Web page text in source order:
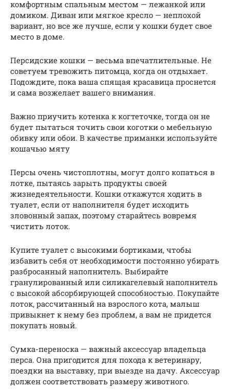
комфортным спальным местом — лежанкой или
домиком. Диван или мягкое кресло — неплохой
вариант, но все же лучше, если у кошки будет свое
место в доме.
Персидские кошки — весьма впечатлительные. Не
советуем тревожить питомца, когда он отдыхает.
Подождите, пока ваша спящая красавица проснется
и сама возжелает вашего внимания.
Важно приучить котенка к когтеточке, тогда он не
будет пытаться точить свои коготки о мебельную
обивку или обои. В качестве приманки используйте
кошачью мяту
Персы очень чистоплотны, могут долго копаться в
лотке, пытаясь зарыть продукты своей
жизнедеятельности. Кошки откажутся ходить в
туалет, если от наполнителя будет исходить
зловонный запах, поэтому старайтесь вовремя
чистить лоток.
Купите туалет с высокими бортиками, чтобы
избавить себя от необходимости постоянно убирать
разбросанный наполнитель. Выбирайте
гранулированный или силикагелевый наполнитель
с высокой абсорбирующей способностью. Покупайте
лоток, рассчитанный на взрослого кота, малыш
привыкнет к нему без проблем, а вам не придется
покупать новый.
Сумка-переноска — важный аксессуар владельца
перса. Она пригодится для похода к ветеринару,
поездки на выставку, при выезде на дачу. Аксессуар
должен соответствовать размеру животного.